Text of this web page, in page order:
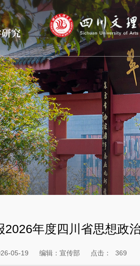
究
2026年度四川省思想政
05-19 编辑：宣传部 点击： 369